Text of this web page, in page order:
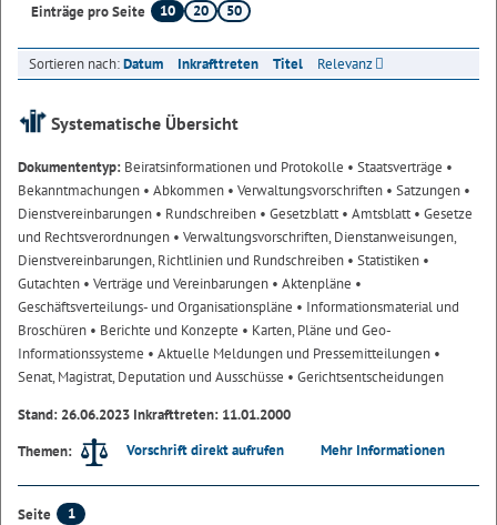
Einträge pro Seite
10 20 50
Sortieren nach:Datum Inkrafttreten Titel Relevanz
Systematische Übersicht
Dokumententyp: Beiratsinformationen und Protokolle • Staatsverträge •
Bekanntmachungen • Abkommen • Verwaltungsvorschriften • Satzungen •
Dienstvereinbarungen • Rundschreiben • Gesetzblatt• Amtsblatt• Gesetze
und Rechtsverordnungen • Verwaltungsvorschriften, Dienstanweisungen,
Dienstvereinbarungen, Richtlinien und Rundschreiben • Statistiken •
Gutachten • Verträge und Vereinbarungen • Aktenpläne •
Geschäftsverteilungs- und Organisationspläne • Informationsmaterial und
Broschüren • Berichte und Konzepte • Karten, Pläne und Geo-
Informationssysteme • Aktuelle Meldungen und Pressemitteilungen •
Senat, Magistrat, Deputation und Ausschüsse • Gerichtsentscheidungen
Stand: 26.06.2023 Inkrafttreten: 11.01.2000
Themen:
Vorschrift direkt aufrufen Mehr Informationen
Seite
1